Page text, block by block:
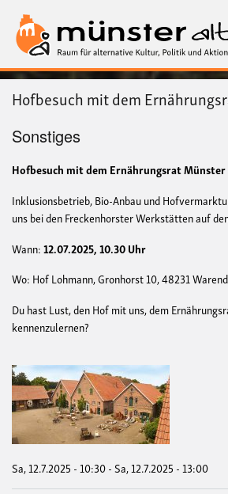
zum
Inhalt
Hofbesuch mit dem
Sonstiges
Hofbesuch mit dem Ernährungsrat Münster
Inklusionsbetrieb, Bio-Anbau und
uns bei den Freckenhorster Werkstätten auf
Wann:12.07.2025, 10.30 Uhr
Wo: Hof Lohmann, Gronhorst 10, 48231
Du hast Lust, den Hof mit uns, dem
kennenzulernen?
Sa, 12.7.2025 - 10:30-Sa, 12.7.2025 - 13:00